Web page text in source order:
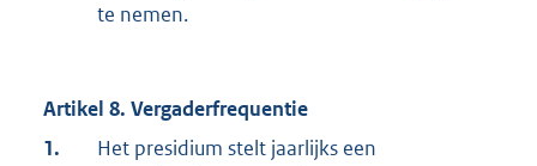
te nemen.
Artikel 8. Vergaderfrequentie
1.
Het presidium stelt jaarlijks een